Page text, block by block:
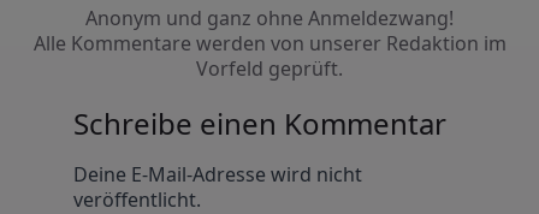
Anonym und ganz ohne Anmeldezwang!
Alle Kommentare werden von unserer Redaktion im
Vorfeld geprüft.
Schreibe einen Kommentar
Deine E-Mail-Adresse wird nicht
veröffentlicht.